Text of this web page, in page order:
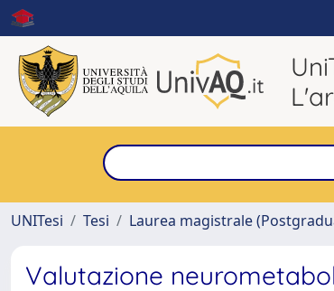
UNITesi
Tesi Laurea magistrale
Valutazione